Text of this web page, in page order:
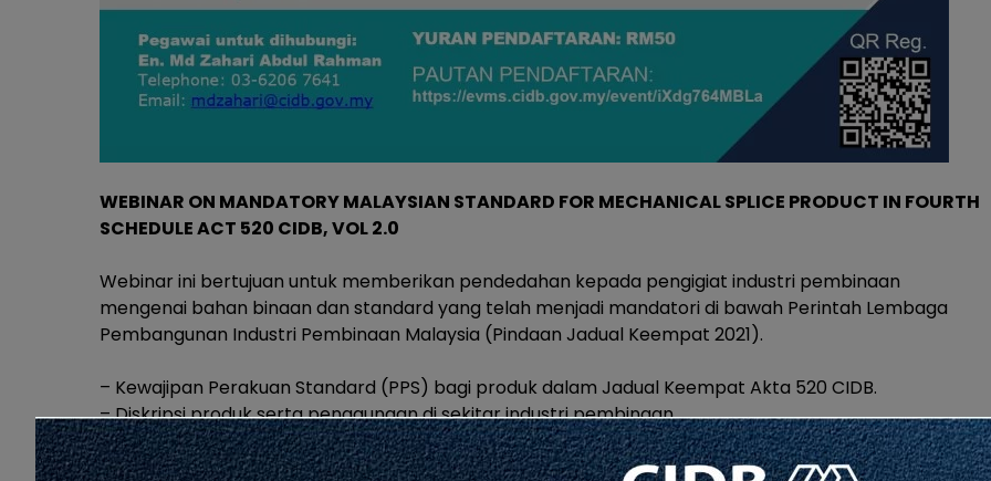
WEBINAR ON MANDATORY MALAYSIAN STANDARD FOR MECHANICAL SPLICE PRODUCT IN FOURTH
SCHEDULE ACT 520 CIDB, VOL 2.0
Webinar ini bertujuan untuk memberikan pendedahan kepada pengigiat industri pembinaan
mengenai bahan binaan dan standard yang telah menjadi mandatori di bawah Perintah Lembaga
Pembangunan Industri Pembinaan Malaysia (Pindaan Jadual Keempat 2021).
– Kewajipan Perakuan Standard (PPS) bagi produk dalam Jadual Keempat Akta 520 CIDB.
– Diskripsi produk serta penggunaan di sekitar industri pembinaan.
– Pematuhan kepada kualiti produk mengikut piawaian standard yang telah ditetapkan pada Akta
520 CIDB.